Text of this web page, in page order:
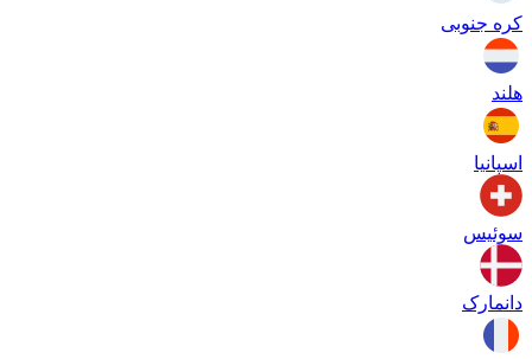
کره جنوبی
هلند
اسپانیا
سوئیس
دانمارک